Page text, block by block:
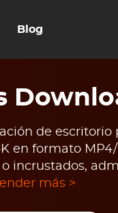
Blog
de escritorio
en formato
o incrustados,
más >